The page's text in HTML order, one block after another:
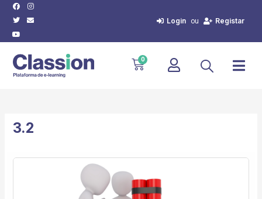
Skip
content
Facebook
Instagram
TwitterEnvelope
Youtube
Login ou Registar
0Cart
3.2